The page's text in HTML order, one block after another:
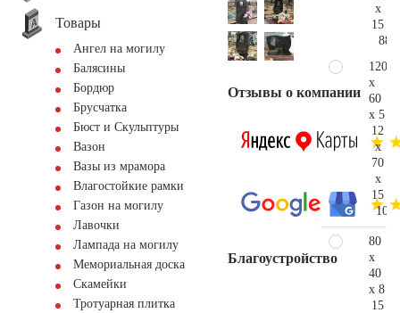
Товары
Ангел на могилу
Балясины
Бордюр
Брусчатка
Бюст и Скульптуры
Вазон
Вазы из мрамора
Влагостойкие рамки
Газон на могилу
Лавочки
Лампада на могилу
Мемориальная доска
Скамейки
Тротуарная плитка
Отзывы о компании
Благоустройство
x
15
120
x
60
x 5
12
x
70
x
15
80
x
40
x 8
15